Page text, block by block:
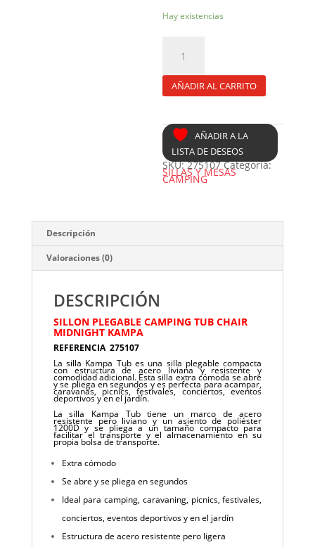
Hay existencias
CAMPING
MIDNIGHT
KAMPA
275107
cantidad
AÑADIR AL CARRITO
AÑADIR A LA
LISTA DE DESEOS
SKU:275107 Categoría:
SILLAS Y MESAS
CAMPING
Descripción
Valoraciones (0)
DESCRIPCIÓN
SILLON PLEGABLE CAMPING TUB CHAIR
MIDNIGHT KAMPA
REFERENCIA 275107
La silla Kampa Tub es una silla plegable compacta
con estructura de acero liviana y resistente y
comodidad adicional. Esta silla extra cómoda se abre
y se pliega en segundos y es perfecta para acampar,
caravanas, picnics, festivales, conciertos, eventos
deportivos y en el jardín.
La silla Kampa Tub tiene un marco de acero
resistente pero liviano y un asiento de poliéster
1200D y se pliega a un tamaño compacto para
facilitar el transporte y el almacenamiento en su
propia bolsa de transporte.
Extra cómodo
Se abre y se pliega en segundos
Ideal para camping, caravaning, picnics, festivales,
conciertos, eventos deportivos y en el jardín
Estructura de acero resistente pero ligera